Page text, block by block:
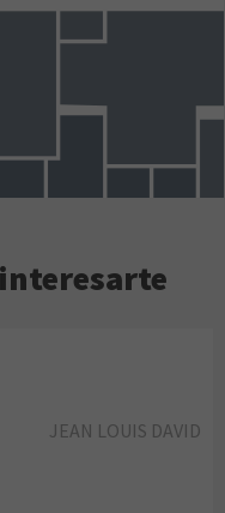
JEAN LOUIS DAVID